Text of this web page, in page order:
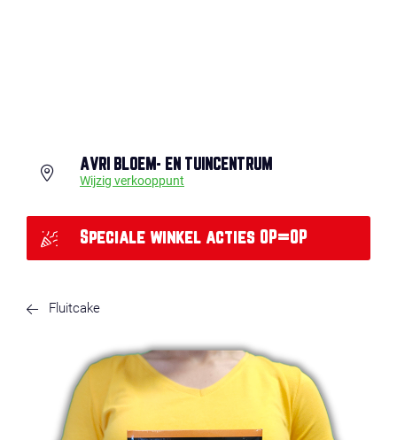
AVRI BLOEM- EN TUINCENTRUM
Wijzig verkooppunt
Speciale winkel acties OP=OP
Fluitcake